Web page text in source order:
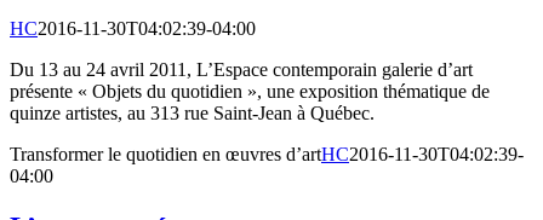
HC2016-11-30T04:02:39-04:00
Du 13 au 24 avril 2011, L’Espace contemporain galerie d’art
présente « Objets du quotidien », une exposition thématique de
quinze artistes, au 313 rue Saint-Jean à Québec.
Transformer le quotidien en œuvres d’artHC2016-11-30T04:02:39-
04:00